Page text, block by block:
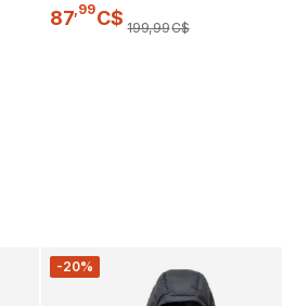
87,99C$ 199,99C$
-20%